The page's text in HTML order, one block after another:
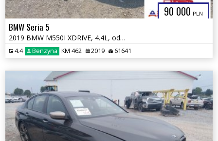
90 000 PLN
BMW Seria 5
2019 BMW M550I XDRIVE, 4.4L, od ubezpieczalni
4.4 Benzyna KM 462 2019 61641